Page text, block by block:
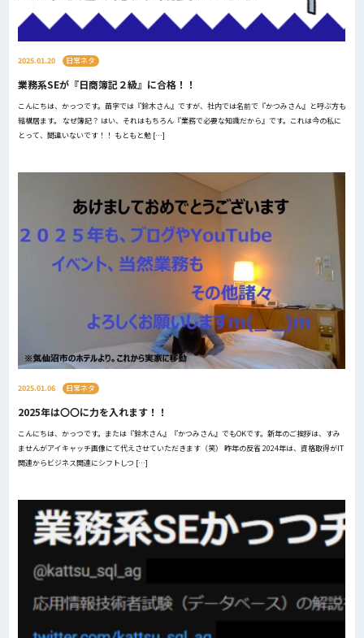
2025.01.20 日常ネタ
業務系SEが『日商簿記２級』に合格！！
こんにちは、かっつです。苗字では『鈴木さん』ですが、社内では名前で『かつみさん』と呼ぶ方も
結構居ます。 なぜ簿記？ はい、それはもちろん『業務で必要な知識だから』です。これは今の私に
とって、間違いないです！！ もともと勉 […]
2025.01.06 日常ネタ
2025年は〇〇に力を入れます！！
こんにちは、かっつです。または『鈴木さん』『かつみさん』でもOKです。新年のご挨拶は、すみ
ませんがアイキャッチ画像にて代えさせていただきます（笑） 昨年の反省 2024年は、資格取得がIT
関連からビジネス関連にシフトしつ […]